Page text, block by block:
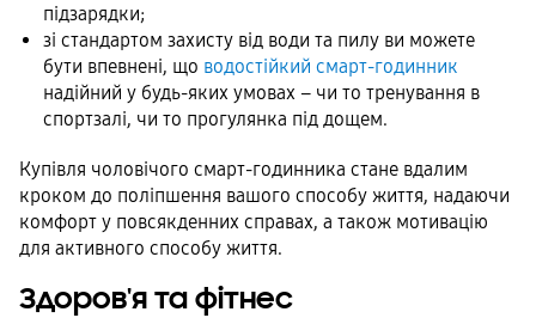
підзарядки;
зі стандартом захисту від води та пилу ви можете
бути впевнені, що водостійкий смарт-годинник
надійний у будь-яких умовах – чи то тренування в
спортзалі, чи то прогулянка під дощем.
Купівля чоловічого смарт-годинника стане вдалим
кроком до поліпшення вашого способу життя, надаючи
комфорт у повсякденних справах, а також мотивацію
для активного способу життя.
Здоров'я та фітнес